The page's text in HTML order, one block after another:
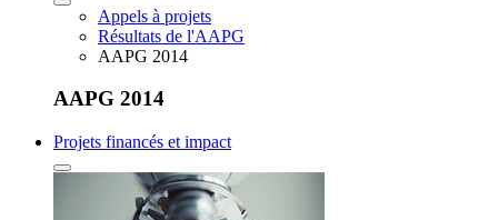
Appels à projets
Résultats de l'AAPG
AAPG 2014
AAPG 2014
Projets financés et impact